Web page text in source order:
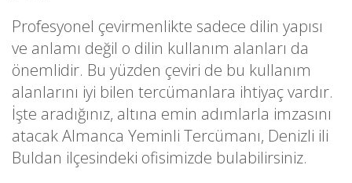
Profesyonel çevirmenlikte sadece dilin yapısı
ve anlamı değil o dilin kullanım alanları da
önemlidir. Bu yüzden çeviri de bu kullanım
alanlarını iyi bilen tercümanlara ihtiyaç vardır.
İşte aradığınız, altına emin adımlarla imzasını
atacak Almanca Yeminli Tercümanı, Denizli ili
Buldan ilçesindeki ofisimizde bulabilirsiniz.